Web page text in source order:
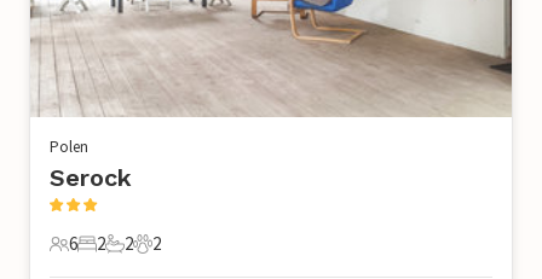
Polen
Serock
6 Gäste
6
2 Schlafzimmer
2
2 Badezimmer
2
2 Haustiere
2